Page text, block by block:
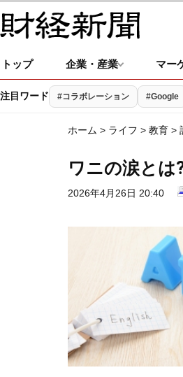
トップ 企業・産業 マー
注目ワード #コラボレーション #Google
ホーム > ライフ > 教育 >
ワニの涙とは
2026年4月26日 20:40